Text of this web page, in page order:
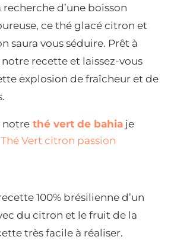
d’une boisson
ce thé glacé citron et
saura vous séduire. Prêt à
notre recette et laissez-vous
explosion de fraîcheur et de
notre thé vert de bahia je
Thé Vert citron passion
100% brésilienne d’un
du citron et le fruit de la
très facile à réaliser.